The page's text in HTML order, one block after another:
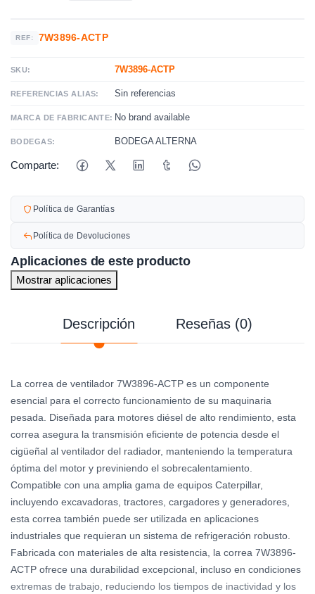
REF: 7W3896-ACTP
SKU: 7W3896-ACTP
REFERENCIAS ALIAS: Sin referencias
MARCA DE FABRICANTE: No brand available
BODEGAS: BODEGA ALTERNA
Comparte:
Política de Garantías
Política de Devoluciones
Aplicaciones de este producto
Mostrar aplicaciones
Descripción Reseñas (0)
La correa de ventilador 7W3896-ACTP es un componente
esencial para el correcto funcionamiento de su maquinaria
pesada. Diseñada para motores diésel de alto rendimiento, esta
correa asegura la transmisión eficiente de potencia desde el
cigüeñal al ventilador del radiador, manteniendo la temperatura
óptima del motor y previniendo el sobrecalentamiento.
Compatible con una amplia gama de equipos Caterpillar,
incluyendo excavadoras, tractores, cargadores y generadores,
esta correa también puede ser utilizada en aplicaciones
industriales que requieran un sistema de refrigeración robusto.
Fabricada con materiales de alta resistencia, la correa 7W3896-
ACTP ofrece una durabilidad excepcional, incluso en condiciones
extremas de trabajo, reduciendo los tiempos de inactividad y los